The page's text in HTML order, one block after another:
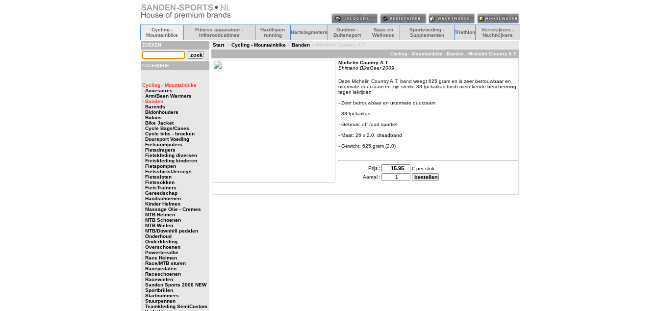
Cycling -
Mountainbike
Fitness apparatuur -
Infraroodcabines
Hardlopen
running
Hartslagmeters
Outdoor -
Buitensport
Spas en
Wellness
Sportvoeding -
Supplementen
Triathlon
Verrekijkers -
Nachtkijkers
ZOEKEN
CATEGORIE
Cycling - Mountainbike
- Accesoires
- Arm/Been Warmers
- Banden
- Barends
- Bidonhouders
- Bidons
- Bike Jacket
- Cycle Bags/Cases
- Cycle bibs - broeken
- Duursport Voeding
- Fietscomputers
- Fietsdragers
- Fietskleding diversen
- Fietskleding kinderen
- Fietspompen
- Fietsshirts/Jerseys
- Fietssloten
- Fietssokken
- FietsTrainers
- Gereedschap
- Handschoenen
- Kinder Helmen
- Massage Olie - Cremes
- MTB Helmen
- MTB Schoenen
- MTB Wielen
- MTB/Downhill pedalen
- Onderhoud
- Onderkleding
- Overschoenen
- Powerbreathe
- Race Helmen
- Race/MTB sturen
- Racepedalen
- Raceschoenen
- Racewielen
- Sanden Sports 2006 NEW
- Sportbrillen
- Startnummers
- Stuurpennen
- Teamkleding SemiCustom
Start> Cycling - Mountainbike > Banden > Michelin Country A.T.
Cycling - Mountainbike - Banden - Michelin Country A.T.
Michelin Country A.T.
Shimano BikeGear 2009
Deze Michelin Country A.T. band weegt 625 gram en is zeer betrouwbaar en
uitermate duurzaam en zijn sterke 33 tpi karkas biedt uitstekende bescherming
tegen lekrijden
- Zeer betrouwbaar en uitermate duurzaam
- 33 tpi karkas
- Gebruik: off road sportief
- Maat: 26 x 2.0, draadband
- Gewicht: 625 gram (2.0)
Prijs :
€ per stuk
Aantal :